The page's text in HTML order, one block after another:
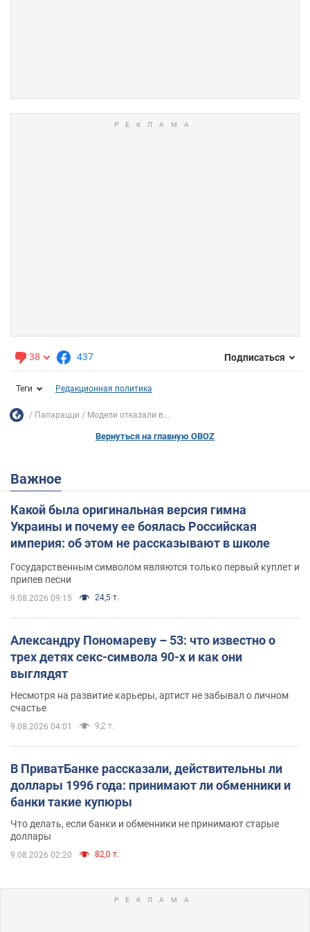
38 437 Подписаться
Теги Редакционная политика
Папарацци Модели отказали в...
Вернуться на главную OBOZ
Важное
Какой была оригинальная версия гимна
Украины и почему ее боялась Российская
империя: об этом не рассказывают в школе
Государственным символом являются только первый куплет и
припев песни
9.08.2026 09:15 24,5 т.
Александру Пономареву – 53: что известно о
трех детях секс-символа 90-х и как они
выглядят
Несмотря на развитие карьеры, артист не забывал о личном
счастье
9.08.2026 04:01 9,2 т.
В ПриватБанке рассказали, действительны ли
доллары 1996 года: принимают ли обменники и
банки такие купюры
Что делать, если банки и обменники не принимают старые
доллары
9.08.2026 02:20 82,0 т.